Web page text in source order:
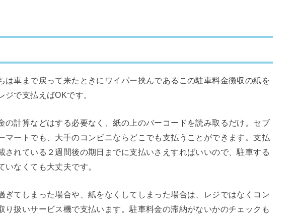
は車まで戻って来たときにワイパー挟んであるこの駐車料金徴収の紙を
ジで支払えばOKです。
の計算などはする必要なく、紙の上のバーコードを読み取るだけ。セブ
マートでも、大手のコンビニならどこでも支払うことができます。支払
されている２週間後の期日までに支払いさえすればいいので、駐車する
いなくても大丈夫です。
ぎてしまった場合や、紙をなくしてしまった場合は、レジではなくコン
り扱いサービス機で支払います。駐車料金の滞納がないかのチェックも